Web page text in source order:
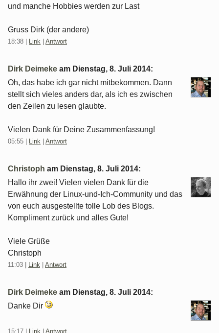
und manche Hobbies werden zur Last
Gruss Dirk (der andere)
18:38 Link Antwort
Dirk Deimeke am Dienstag, 8. Juli 2014:
Oh, das habe ich gar nicht mitbekommen. Dann
stellt sich vieles anders dar, als ich es zwischen
den Zeilen zu lesen glaubte.
Vielen Dank für Deine Zusammenfassung!
05:55 Link Antwort
Christoph am Dienstag, 8. Juli 2014:
Hallo ihr zwei! Vielen vielen Dank für die
Erwähnung der Linux-und-Ich-Community und das
von euch ausgestellte tolle Lob des Blogs.
Kompliment zurück und alles Gute!
Viele Grüße
Christoph
11:03 Link Antwort
Dirk Deimeke am Dienstag, 8. Juli 2014:
Danke Dir
15:17 Link Antwort